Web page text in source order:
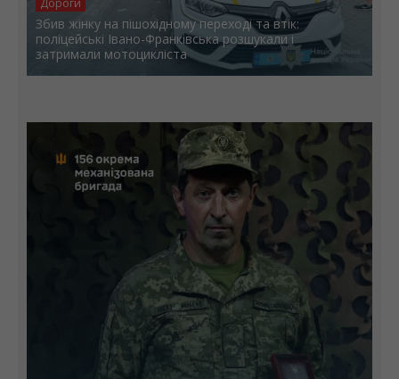
Дороги
Збив жінку на пішохідному переході та втік:
поліцейські Івано-Франківська розшукали і
затримали мотоцикліста